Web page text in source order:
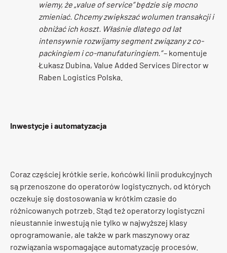
wiemy, że „value of service” będzie się mocno
zmieniać. Chcemy zwiększać wolumen transakcji i
obniżać ich koszt. Właśnie dlatego od lat
intensywnie rozwijamy segment związany z co-
packingiem i co-manufaturingiem.”– komentuje
Łukasz Dubina, Value Added Services Director w
Raben Logistics Polska.
Inwestycje i automatyzacja
Coraz częściej krótkie serie, końcówki linii produkcyjnych
są przenoszone do operatorów logistycznych, od których
oczekuje się dostosowania w krótkim czasie do
różnicowanych potrzeb. Stąd też operatorzy logistyczni
nieustannie inwestują nie tylko w najwyższej klasy
oprogramowanie, ale także w park maszynowy oraz
rozwiązania wspomagające automatyzację procesów.